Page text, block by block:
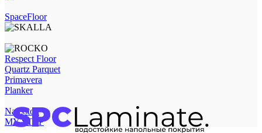
SpaceFloor
Respect Floor
Quartz Parquet
Primavera
Planker
Natisston
MY STEP